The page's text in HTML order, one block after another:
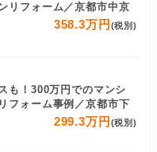
リフォーム／京都市中京
358.3万円 (税別)
も！300万円でのマンシ
フォーム事例／京都市下
299.3万円 (税別)